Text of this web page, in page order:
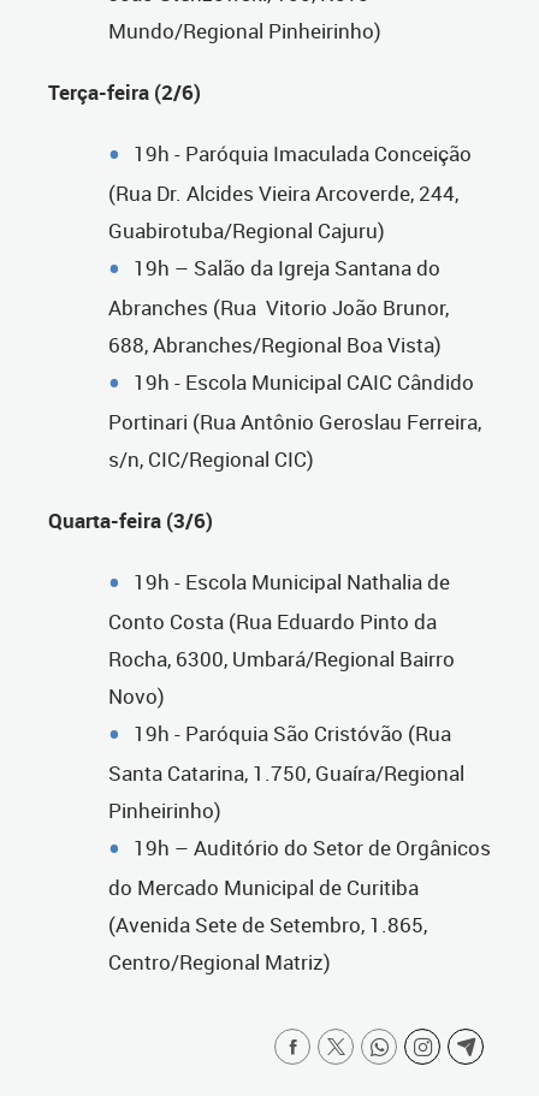
Mundo/Regional Pinheirinho)
Terça-feira (2/6)
19h - Paróquia Imaculada Conceição
(Rua Dr. Alcides Vieira Arcoverde, 244,
Guabirotuba/Regional Cajuru)
19h – Salão da Igreja Santana do
Abranches (Rua Vitorio João Brunor,
688, Abranches/Regional Boa Vista)
19h - Escola Municipal CAIC Cândido
Portinari (Rua Antônio Geroslau Ferreira,
s/n, CIC/Regional CIC)
Quarta-feira (3/6)
19h - Escola Municipal Nathalia de
Conto Costa (Rua Eduardo Pinto da
Rocha, 6300, Umbará/Regional Bairro
Novo)
19h - Paróquia São Cristóvão (Rua
Santa Catarina, 1.750, Guaíra/Regional
Pinheirinho)
19h – Auditório do Setor de Orgânicos
do Mercado Municipal de Curitiba
(Avenida Sete de Setembro, 1.865,
Centro/Regional Matriz)